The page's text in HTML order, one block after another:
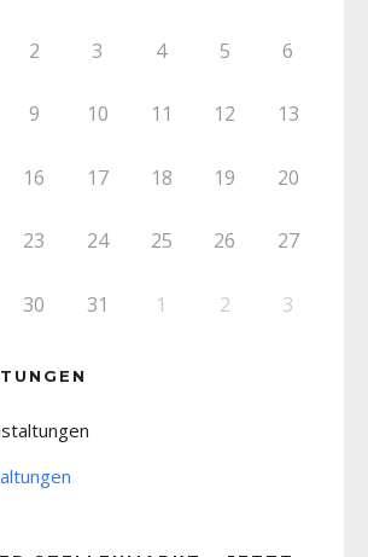
2 3 4 5 6
9 10 11 12 13
16 17 18 19 20
23 24 25 26 27
30 31 1 2 3